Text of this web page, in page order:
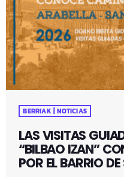
BERRIAK | NOTICIAS
LAS VISITAS
“BILBAO IZAN”
POR EL BARRIO